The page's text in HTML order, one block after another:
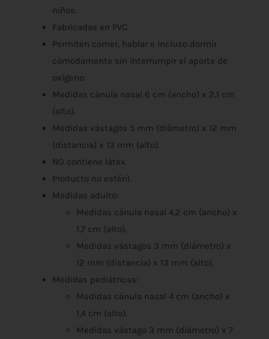
niños.
Fabricadas en PVC.
Permiten comer, hablar e incluso dormir
cómodamente sin interrumpir el aporte de
oxígeno.
Medidas cánula nasal 6 cm (ancho) x 2,1 cm
(alto).
Medidas vástagos 5 mm (diámetro) x 12 mm
(distancia) x 13 mm (alto).
NO contiene látex.
Producto no estéril.
Medidas adulto:
Medidas cánula nasal 4,2 cm (ancho) x
1,7 cm (alto).
Medidas vástagos 3 mm (diámetro) x
12 mm (distancia) x 13 mm (alto).
Medidas pediátricas:
Medidas cánula nasal 4 cm (ancho) x
1,4 cm (alto).
Medidas vástago 3 mm (diámetro) x 7